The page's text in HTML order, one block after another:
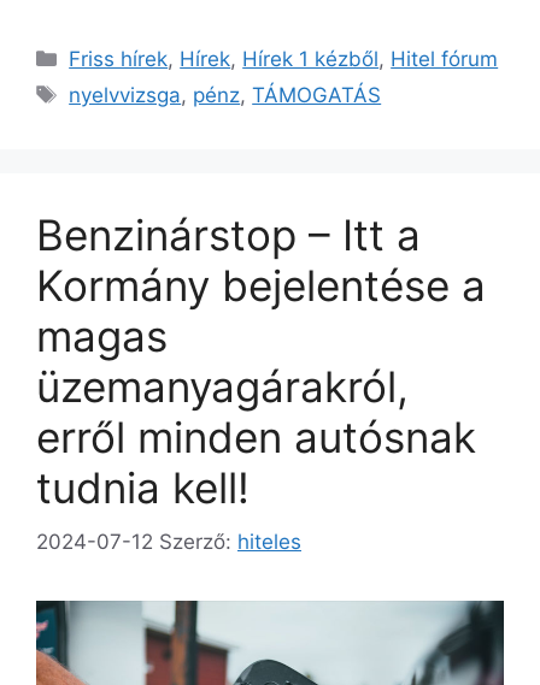
Kategória
Friss hírek, Hírek, Hírek 1 kézből, Hitel fórum
Címkék
nyelvvizsga, pénz,TÁMOGATÁS
Benzinárstop – Itt a
Kormány bejelentése a
magas
üzemanyagárakról,
erről minden autósnak
tudnia kell!
2024-07-12 Szerző: hiteles